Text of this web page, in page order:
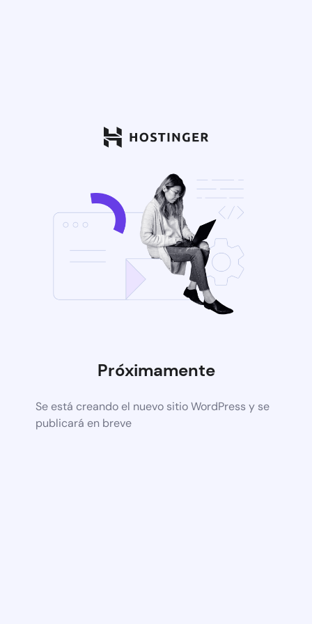
Próximamente
Se está creando el nuevo sitio WordPress y se
publicará en breve